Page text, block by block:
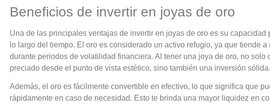
Beneficios de invertir en joyas de oro
Una de las principales ventajas de invertir en joyas de oro es su capacidad
lo largo del tiempo. El oro es considerado un activo refugio, ya que tiende
durante periodos de volatilidad financiera. Al tener una joya de oro, no solo
preciado desde el punto de vista estético, sino también una inversión sólida.
Además, el oro es fácilmente convertible en efectivo, lo que significa que
rápidamente en caso de necesidad. Esto te brinda una mayor liquidez en